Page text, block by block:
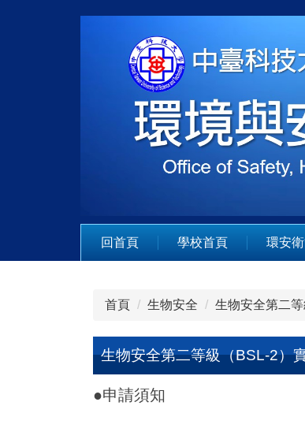
回首頁 學校首頁 環安
首頁 生物安全 生物安全第二
生物安全第二等級（BSL-2）
●申請須知